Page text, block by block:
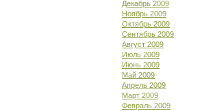
Декабрь 2009
Ноябрь 2009
Октябрь 2009
Сентябрь 2009
Август 2009
Июль 2009
Июнь 2009
Май 2009
Апрель 2009
Март 2009
Февраль 2009